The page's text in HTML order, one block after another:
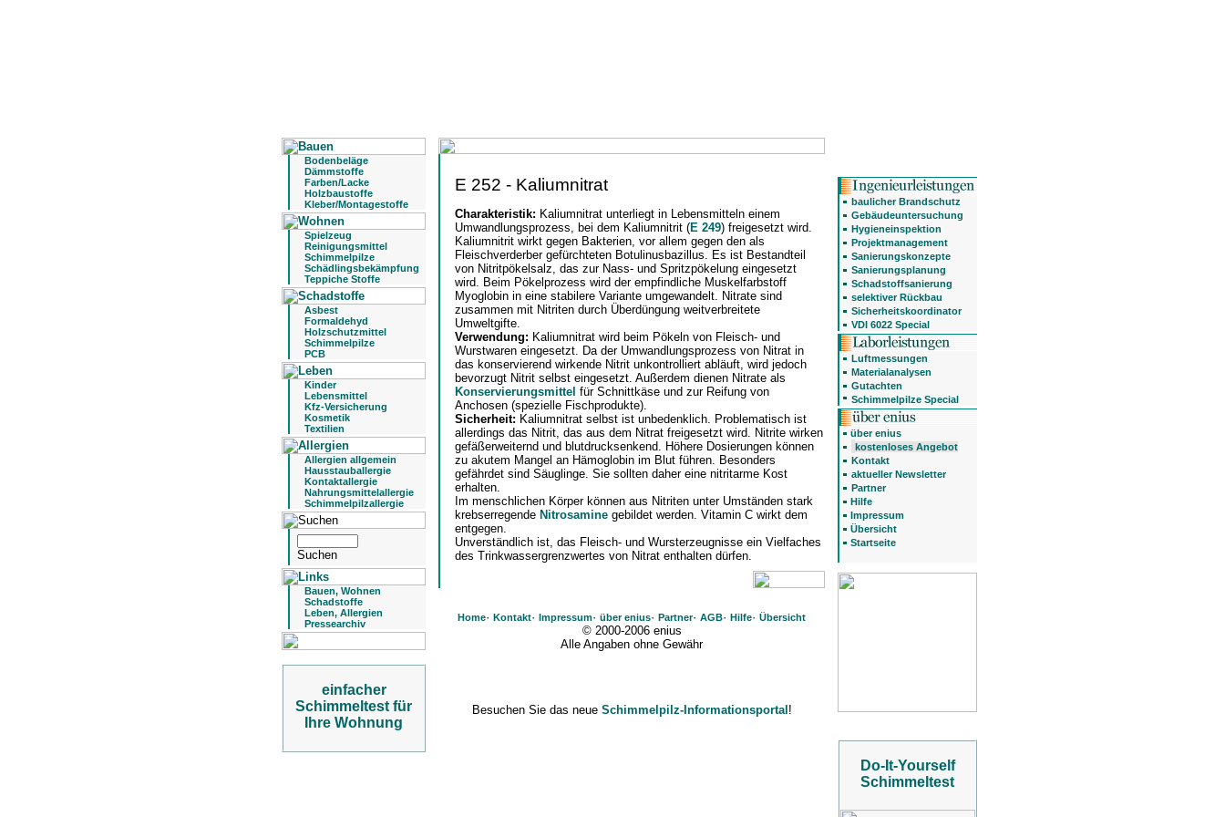
Bodenbeläge
Dämmstoffe
Farben/Lacke
Holzbaustoffe
Kleber/Montagestoffe
Spielzeug
Reinigungsmittel
Schimmelpilze
Schädlingsbekämpfung
Teppiche Stoffe
Asbest
Formaldehyd
Holzschutzmittel
Schimmelpilze
PCB
Kinder
Lebensmittel
Kfz-Versicherung
Kosmetik
Textilien
Allergien allgemein
Hausstauballergie
Kontaktallergie
Nahrungsmittelallergie
Schimmelpilzallergie
Bauen, Wohnen
Schadstoffe
Leben, Allergien
Pressearchiv
einfacher
Schimmeltest für
Ihre Wohnung
E 252 - Kaliumnitrat
Charakteristik: Kaliumnitrat unterliegt in Lebensmitteln einem
Umwandlungsprozess, bei dem Kaliumnitrit (E 249) freigesetzt wird.
Kaliumnitrit wirkt gegen Bakterien, vor allem gegen den als
Fleischverderber gefürchteten Botulinusbazillus. Es ist Bestandteil
von Nitritpökelsalz, das zur Nass- und Spritzpökelung eingesetzt
wird. Beim Pökelprozess wird der empfindliche Muskelfarbstoff
Myoglobin in eine stabilere Variante umgewandelt. Nitrate sind
zusammen mit Nitriten durch Überdüngung weitverbreitete
Umweltgifte.
Verwendung: Kaliumnitrat wird beim Pökeln von Fleisch- und
Wurstwaren eingesetzt. Da der Umwandlungsprozess von Nitrat in
das konservierend wirkende Nitrit unkontrolliert abläuft, wird jedoch
bevorzugt Nitrit selbst eingesetzt. Außerdem dienen Nitrate als
Konservierungsmittel für Schnittkäse und zur Reifung von
Anchosen (spezielle Fischprodukte).
Sicherheit: Kaliumnitrat selbst ist unbedenklich. Problematisch ist
allerdings das Nitrit, das aus dem Nitrat freigesetzt wird. Nitrite wirken
gefäßerweiternd und blutdrucksenkend. Höhere Dosierungen können
zu akutem Mangel an Hämoglobin im Blut führen. Besonders
gefährdet sind Säuglinge. Sie sollten daher eine nitritarme Kost
erhalten.
Im menschlichen Körper können aus Nitriten unter Umständen stark
krebserregende Nitrosamine gebildet werden. Vitamin C wirkt dem
entgegen.
Unverständlich ist, das Fleisch- und Wursterzeugnisse ein Vielfaches
des Trinkwassergrenzwertes von Nitrat enthalten dürfen.
Home· Kontakt· Impressum· über enius· Partner· AGB· Hilfe· Übersicht
© 2000-2006 enius
Alle Angaben ohne Gewähr
Besuchen Sie das neue Schimmelpilz-Informationsportal!
baulicher Brandschutz
Gebäudeuntersuchung
Hygieneinspektion
Projektmanagement
Sanierungskonzepte
Sanierungsplanung
Schadstoffsanierung
selektiver Rückbau
Sicherheitskoordinator
VDI 6022 Special
Luftmessungen
Materialanalysen
Gutachten
Schimmelpilze Special
über enius
kostenloses Angebot
Kontakt
aktueller Newsletter
Partner
Hilfe
Impressum
Übersicht
Startseite
Do-It-Yourself
Schimmeltest